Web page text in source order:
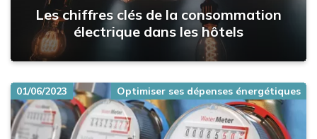
Les chiffres clés de la consommation
électrique dans les hôtels
01/06/2023 Optimiser ses dépenses énergétiques